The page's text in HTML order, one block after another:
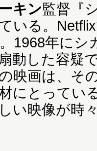
キン監督『
いる。
1968年にシ
動した容疑
映画は、そ
にとってい
い映像が時